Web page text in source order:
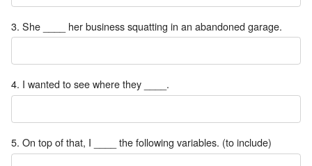
3. She ____ her business squatting in an abandoned garage.
4. I wanted to see where they ____.
5. On top of that, I ____ the following variables. (to include)